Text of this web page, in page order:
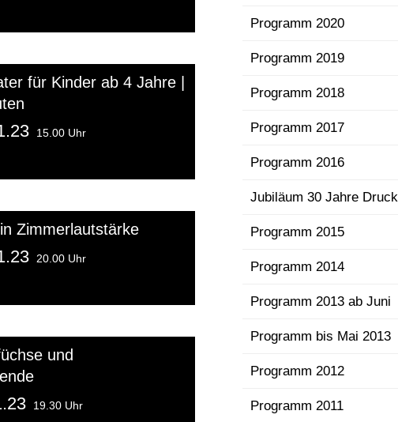
für Kinder ab 4 Jahre |
15.00 Uhr
Zimmerlautstärke
20.00 Uhr
und
19.30 Uhr
Programm 2020
Programm 2019
Programm 2018
Programm 2017
Programm 2016
Jubiläum 30 Jahre
Programm 2015
Programm 2014
Programm 2013 ab Juni
Programm bis Mai 2013
Programm 2012
Programm 2011